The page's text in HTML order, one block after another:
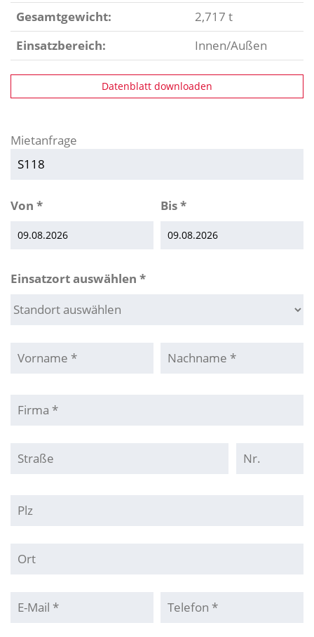
Gesamtgewicht:
2,717 t
Einsatzbereich:
Innen/Außen
Datenblatt downloaden
Mietanfrage
Von * Bis*
Einsatzort auswählen *